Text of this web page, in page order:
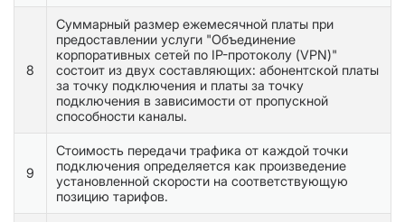
8
Суммарный размер ежемесячной платы при
предоставлении услуги "Объединение
корпоративных сетей по IP-протоколу (VPN)"
состоит из двух составляющих: абонентской платы
за точку подключения и платы за точку
подключения в зависимости от пропускной
способности каналы.
9
Стоимость передачи трафика от каждой точки
подключения определяется как произведение
установленной скорости на соответствующую
позицию тарифов.